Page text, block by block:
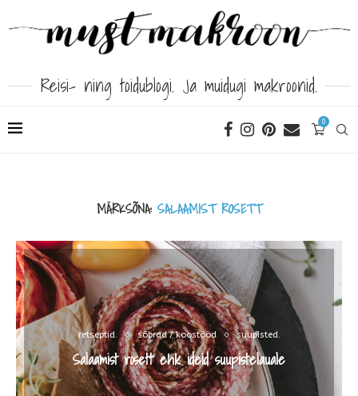
Reisi- ning toidublogi. Ja muidugi makroonid.
0
MÄRKSÕNA: SALAAMIST ROSETT
retseptid. sõbrad / koostööd suupisted.
Salaamist rosett ehk ideid suupistelauale